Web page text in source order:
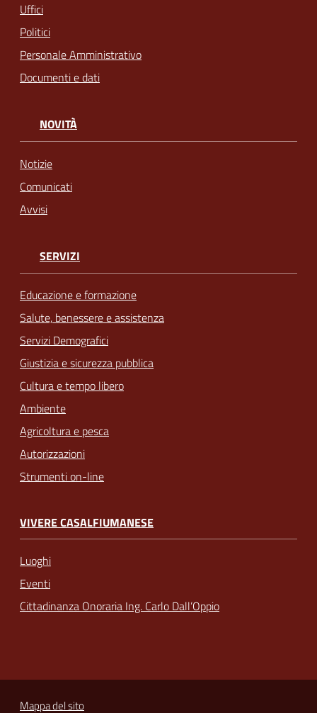
Uffici
Politici
Personale Amministrativo
Documenti e dati
NOVITÀ
Notizie
Comunicati
Avvisi
SERVIZI
Educazione e formazione
Salute, benessere e assistenza
Servizi Demografici
Giustizia e sicurezza pubblica
Cultura e tempo libero
Ambiente
Agricoltura e pesca
Autorizzazioni
Strumenti on-line
VIVERE CASALFIUMANESE
Luoghi
Eventi
Cittadinanza Onoraria Ing. Carlo Dall’Oppio
Mappa del sito